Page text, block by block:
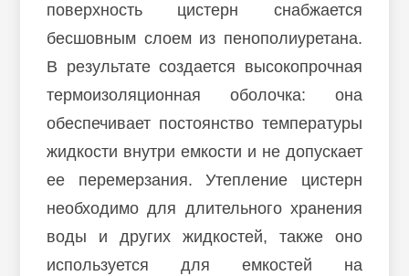
Сертификаты
Утепление жилых объектов
Утепление производственных и складских
помещений
Утепление бассейнов ППУ
Наши проекты
поверхность цистерн снабжается
бесшовным слоем из пенополиуретана.
В результате создается высокопрочная
термоизоляционная оболочка: она
обеспечивает постоянство температуры
жидкости внутри емкости и не допускает
ее перемерзания. Утепление цистерн
необходимо для длительного хранения
воды и других жидкостей, также оно
используется для емкостей на